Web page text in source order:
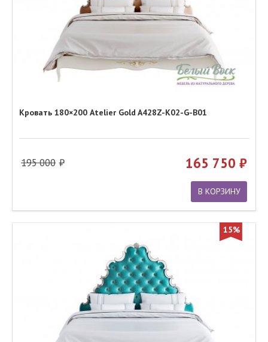
Кровать 180×200 Atelier Gold A428Z-K02-G-B01
195 000 165 750
В КОРЗИНУ
15%